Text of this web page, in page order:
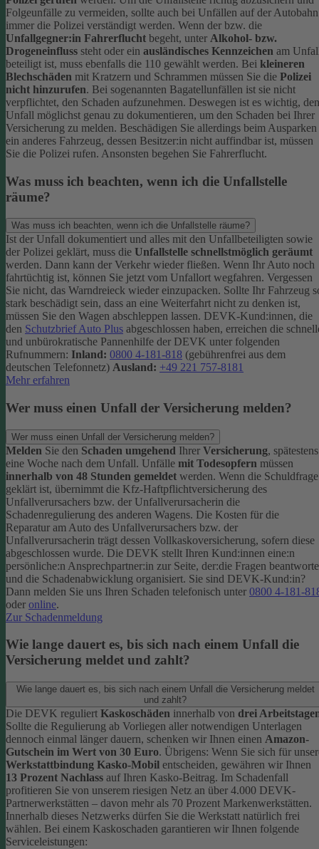
Folgeunfälle zu vermeiden, sollte auch bei Unfällen auf der Autobahn
immer die Polizei verständigt werden. Wenn der bzw. die
Unfallgegner:in Fahrerflucht begeht, unter Alkohol- bzw.
Drogeneinfluss steht oder ein ausländisches Kennzeichen am
beteiligt ist, muss ebenfalls die 110 gewählt werden. Bei kleineren
Blechschäden mit Kratzern und Schrammen müssen Sie die Polizei
nicht hinzurufen. Bei sogenannten Bagatellunfällen ist sie nicht
verpflichtet, den Schaden aufzunehmen. Deswegen ist es wichtig, den
Unfall möglichst genau zu dokumentieren, um den Schaden bei Ihrer
Versicherung zu melden. Beschädigen Sie allerdings beim Ausparken
ein anderes Fahrzeug, dessen Besitzer:in nicht auffindbar ist, müssen
Sie die Polizei rufen. Ansonsten begehen Sie Fahrerflucht.
Was muss ich beachten, wenn ich die Unfallstelle
räume?
Was muss ich beachten, wenn ich die Unfallstelle räume?
Ist der Unfall dokumentiert und alles mit den Unfallbeteiligten sowie
der Polizei geklärt, muss die Unfallstelle schnellstmöglich geräumt
werden. Dann kann der Verkehr wieder fließen. Wenn Ihr Auto noch
fahrtüchtig ist, können Sie jetzt vom Unfallort wegfahren. Vergessen
Sie nicht, das Warndreieck wieder einzupacken. Sollte Ihr Fahrzeug
stark beschädigt sein, dass an eine Weiterfahrt nicht zu denken ist,
müssen Sie den Wagen abschleppen lassen. DEVK-Kund:innen, die
den Schutzbrief Auto Plus abgeschlossen haben, erreichen die
und unbürokratische Pannenhilfe der DEVK unter folgenden
Rufnummern: Inland: 0800 4-181-818 (gebührenfrei aus dem
deutschen Telefonnetz) Ausland: +49 221 757-8181
Mehr erfahren
Wer muss einen Unfall der Versicherung melden?
Wer muss einen Unfall der Versicherung melden?
Melden Sie den Schaden umgehend Ihrer Versicherung, spätestens
eine Woche nach dem Unfall. Unfälle mit Todesopfern müssen
innerhalb von 48 Stunden gemeldet werden. Wenn die Schuldfrage
geklärt ist, übernimmt die Kfz-Haftpflichtversicherung des
Unfallverursachers bzw. der Unfallverursacherin die
Schadenregulierung des anderen Wagens. Die Kosten für die
Reparatur am Auto des Unfallverursachers bzw. der
Unfallverursacherin trägt dessen Vollkaskoversicherung, sofern diese
abgeschlossen wurde. Die DEVK stellt Ihren Kund:innen eine:n
persönliche:n Ansprechpartner:in zur Seite, der:die Fragen
und die Schadenabwicklung organisiert. Sie sind DEVK-Kund:in?
Dann melden Sie uns Ihren Schaden telefonisch unter 0800 4-181-
oder online.
Zur Schadenmeldung
Wie lange dauert es, bis sich nach einem Unfall die
Versicherung meldet und zahlt?
Wie lange dauert es, bis sich nach einem Unfall die Versicherung meldet
und zahlt?
Die DEVK reguliert Kaskoschäden innerhalb von drei
Sollte die Regulierung ab Vorliegen aller notwendigen Unterlagen
dennoch einmal länger dauern, schenken wir Ihnen einen Amazon-
Gutschein im Wert von 30 Euro. Übrigens: Wenn Sie sich für
Werkstattbindung Kasko-Mobil entscheiden, gewähren wir Ihnen
13 Prozent Nachlass auf Ihren Kasko-Beitrag. Im Schadenfall
profitieren Sie von unserem riesigen Netz an über 4.000 DEVK-
Partnerwerkstätten – davon mehr als 70 Prozent Markenwerkstätten.
Innerhalb dieses Netzwerks dürfen Sie die Werkstatt natürlich frei
wählen. Bei einem Kaskoschaden garantieren wir Ihnen folgende
Serviceleistungen: